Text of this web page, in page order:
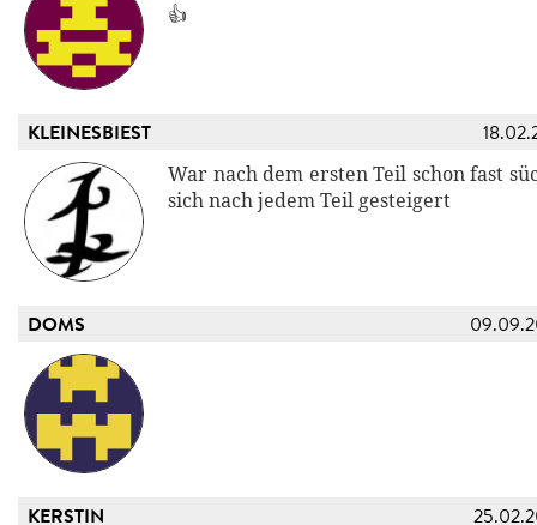
👍
KLEINESBIEST
War nach dem ersten Teil schon fast
sich nach jedem Teil gesteigert
DOMS
KERSTIN